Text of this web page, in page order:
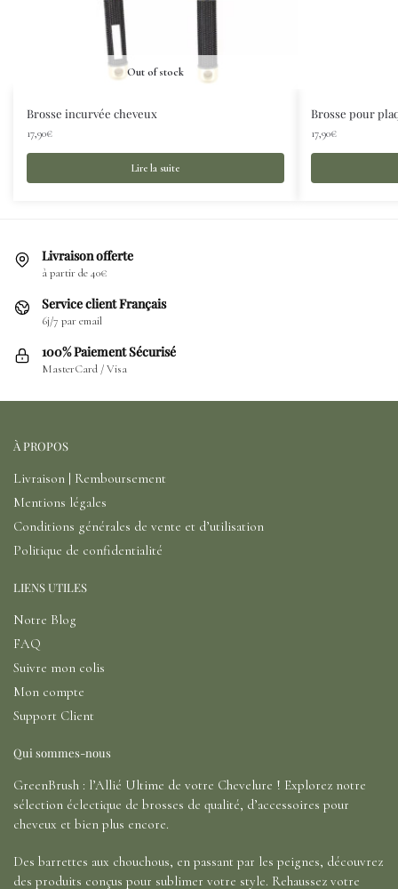
Out of stock
Brosse incurvée cheveux
17,90€
Lire la suite
Brosse pour
17,90€
Livraison offerte
à partir de 40€
Service client Français
6j/7 par email
100% Paiement Sécurisé
MasterCard / Visa
À PROPOS
Livraison | Remboursement
Mentions légales
Conditions générales de vente et d’utilisation
Politique de confidentialité
LIENS UTILES
Notre Blog
FAQ
Suivre mon colis
Mon compte
Support Client
Qui sommes-nous
GreenBrush : l’Allié Ultime de votre Chevelure ! Explorez notre
sélection éclectique de brosses de qualité, d’accessoires pour
cheveux et bien plus encore.
Des barrettes aux chouchous, en passant par les peignes, découvrez
des produits conçus pour sublimer votre style. Rehaussez votre